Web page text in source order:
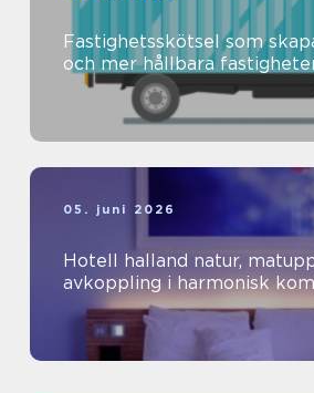
Fastighetsskötsel som
och mer hållbara
05. juni 2026
Hotell halland natur, matupplevelser och
avkoppling i harmonisk